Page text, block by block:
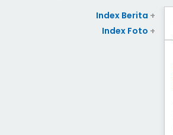
Index Berita +
Index Foto +